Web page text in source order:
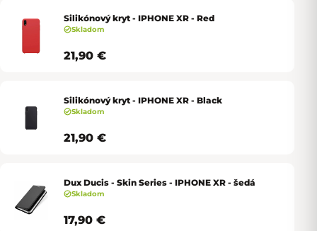
Silikónový kryt - IPHONE XR - Red
Skladom
21,90 €
Silikónový kryt - IPHONE XR - Black
Skladom
21,90 €
Dux Ducis - Skin Series - IPHONE XR - šedá
Skladom
17,90 €